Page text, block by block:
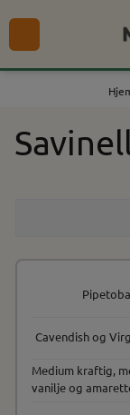
Hopp til innhold
Cavendish og
Medium kraftig,
vanilje og